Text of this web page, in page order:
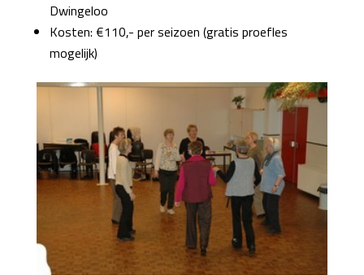
Dwingeloo
Kosten: €110,- per seizoen (gratis proefles
mogelijk)